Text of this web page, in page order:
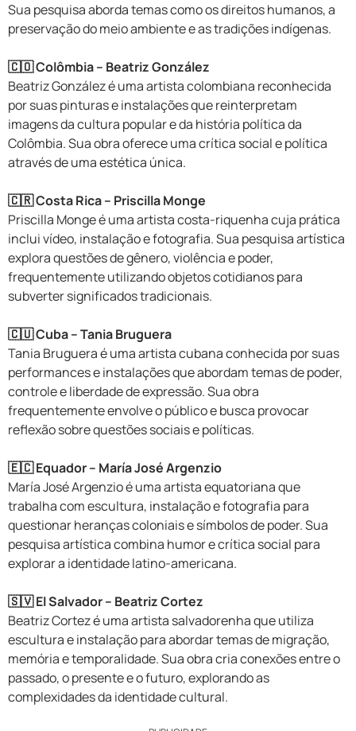
Sua pesquisa aborda temas como os direitos humanos, a
preservação do meio ambiente e as tradições indígenas.
🇨🇴 Colômbia – Beatriz González
Beatriz González é uma artista colombiana reconhecida
por suas pinturas e instalações que reinterpretam
imagens da cultura popular e da história política da
Colômbia. Sua obra oferece uma crítica social e política
através de uma estética única.
🇨🇷 Costa Rica – Priscilla Monge
Priscilla Monge é uma artista costa-riquenha cuja prática
inclui vídeo, instalação e fotografia. Sua pesquisa artística
explora questões de gênero, violência e poder,
frequentemente utilizando objetos cotidianos para
subverter significados tradicionais.
🇨🇺 Cuba – Tania Bruguera
Tania Bruguera é uma artista cubana conhecida por suas
performances e instalações que abordam temas de poder,
controle e liberdade de expressão. Sua obra
frequentemente envolve o público e busca provocar
reflexão sobre questões sociais e políticas.
🇪🇨 Equador – María José Argenzio
María José Argenzio é uma artista equatoriana que
trabalha com escultura, instalação e fotografia para
questionar heranças coloniais e símbolos de poder. Sua
pesquisa artística combina humor e crítica social para
explorar a identidade latino-americana.
🇸🇻 El Salvador – Beatriz Cortez
Beatriz Cortez é uma artista salvadorenha que utiliza
escultura e instalação para abordar temas de migração,
memória e temporalidade. Sua obra cria conexões entre o
passado, o presente e o futuro, explorando as
complexidades da identidade cultural.